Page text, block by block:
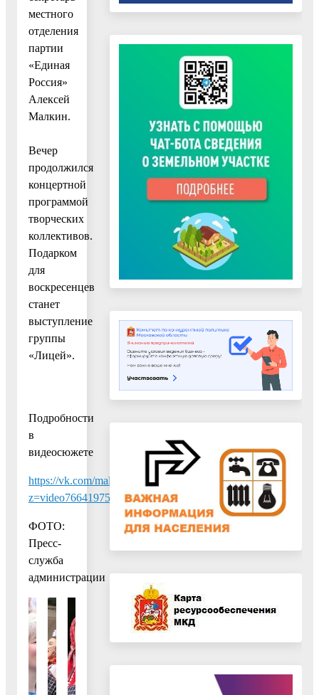
местного
отделения
партии
«Единая
Россия»
Алексей
Малкин.
Вечер
продолжился
концертной
программой
творческих
коллективов.
Подарком
для
воскресенцев
станет
выступление
группы
«Лицей».
Подробности
в
видеосюжете
https://vk.com/malkin_aleksey?
ФОТО:
Пресс-
служба
администрации